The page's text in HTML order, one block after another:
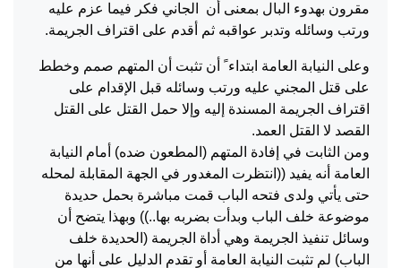
مقرون بهدوء البال بمعنى أن الجاني فكر فيما عزم عليه
ورتب وسائله وتدبر عواقبه ثم أقدم على اقتراف الجريمة.
وعلى النيابة العامة ابتداء ً أن تثبت أن المتهم صمم وخطط
على قتل المجني عليه ورتب وسائله قبل الإقدام على
اقتراف الجريمة المسندة إليه وإلا حمل القتل على القتل
القصد لا القتل العمد.
ومن الثابت في إفادة المتهم (المطعون ضده) أمام النيابة
العامة أنه يفيد ((انتظرت المغدور في الجهة المقابلة لمحله
حتى يأتي ولدى فتحه الباب قمت مباشرة بحمل حديدة
موضوعة خلف الباب وبدأت بضربه بها..)) وبهذا يتضح أن
وسائل تنفيذ الجريمة وهي أداة الجريمة (الحديدة خلف
الباب) لم تثبت النيابة العامة أو تقدم الدليل على أنها من